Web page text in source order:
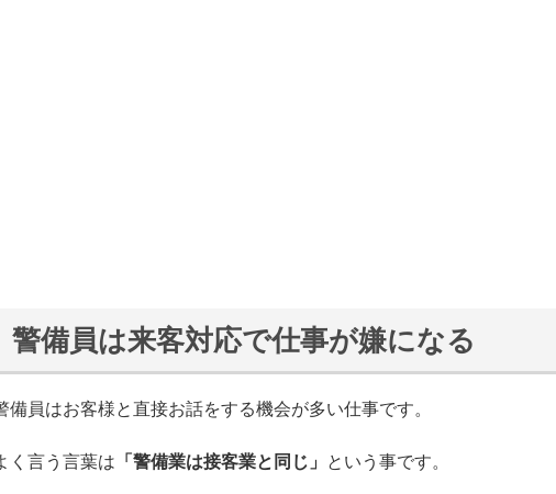
警備員は来客対応で仕事が嫌になる
備員はお客様と直接お話をする機会が多い仕事です。
く言う言葉は 「警備業は接客業と同じ」 という事です。